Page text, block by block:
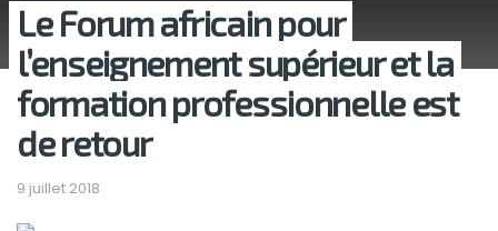
Le Forum africain pour
l’enseignement supérieur et la
formation professionnelle est
de retour
9 juillet 2018